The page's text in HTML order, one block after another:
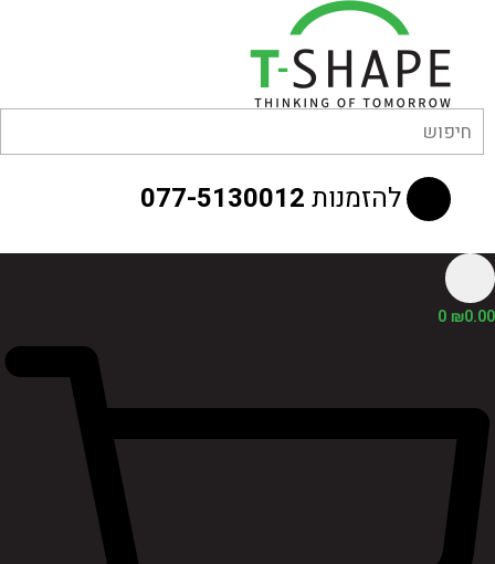
להזמנות077-5130012
₪
0